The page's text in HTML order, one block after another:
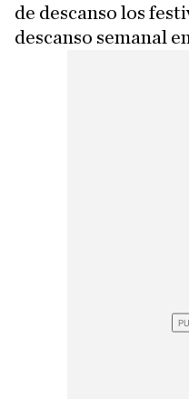
de descanso los
descanso semanal